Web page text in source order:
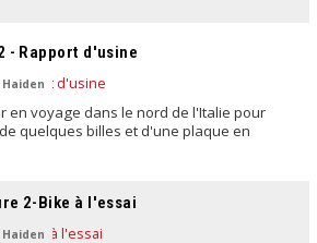
- Rapport d'usine
Haiden
en voyage dans le nord de l'Italie pour
quelques billes et d'une plaque en
2-Bike à l'essai
Haiden